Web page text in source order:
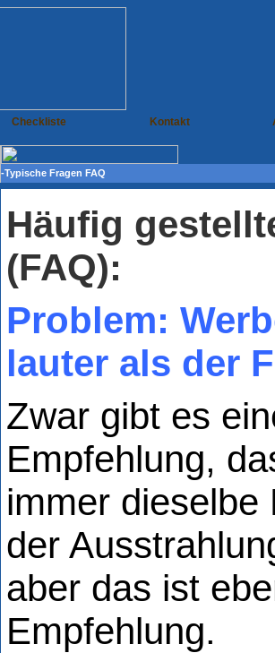
Checkliste Kontakt
-Typische Fragen FAQ
Häufig
(FAQ):
Problem:
lauter als der
Zwar gibt es
Empfehlung,
immer dieselbe
der
aber das ist
Empfehlung.